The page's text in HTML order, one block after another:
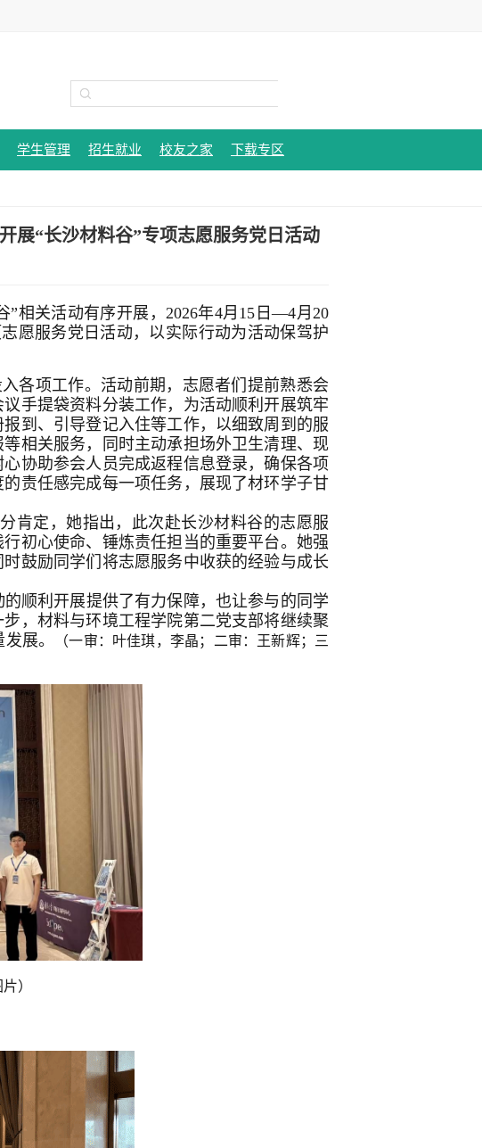
学生管理 招生就业 校友之家 下载专区
“长沙材料谷”专项志愿服务党日活动
相关活动有序开展，2026年4月15日—4月20
愿服务党日活动，以实际行动为活动保驾护
各项工作。活动前期，志愿者们提前熟悉会
手提袋资料分装工作，为活动顺利开展筑牢
到、引导登记入住等工作，以细致周到的服
相关服务，同时主动承担场外卫生清理、现
协助参会人员完成返程信息登录，确保各项
责任感完成每一项任务，展现了材环学子甘
肯定，她指出，此次赴长沙材料谷的志愿服
初心使命、锤炼责任担当的重要平台。她强
鼓励同学们将志愿服务中收获的经验与成长
顺利开展提供了有力保障，也让参与的同学
，材料与环境工程学院第二党支部将继续聚
展。
（一审：叶佳琪， 李晶 ；二审：王新辉；三
）